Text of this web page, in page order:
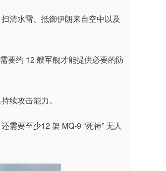
清水雷、抵御伊朗来自空中以及
要约 12 艘军舰才能提供必要的防
续攻击能力。
要至少12 架 MQ-9 “死神” 无人